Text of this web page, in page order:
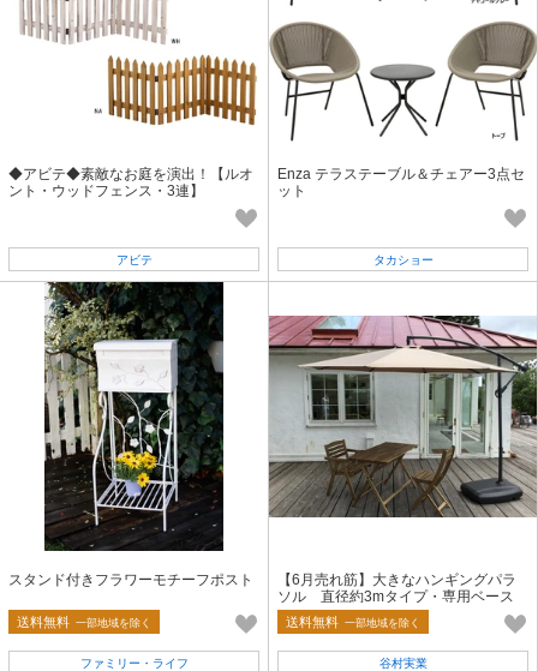
◆アビテ◆素敵なお庭を演出！【ルオ
ント・ウッドフェンス・3連】
アビテ
Enza テラステーブル＆チェアー3点セ
ット
タカショー
スタンド付きフラワーモチーフポスト
送料無料 一部地域を除く
ファミリー・ライフ
【6月売れ筋】大きなハンギングパラ
ソル 直径約3mタイプ・専用ベース
送料無料 一部地域を除く
谷村実業